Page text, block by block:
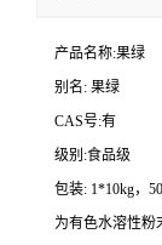
产品名称:果绿
别名: 果绿
CAS号:有
级别:食品级
包装: 1*10kg，
为有色水溶性粉